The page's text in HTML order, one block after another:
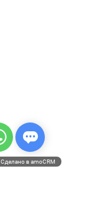
Сделано в amoCRM